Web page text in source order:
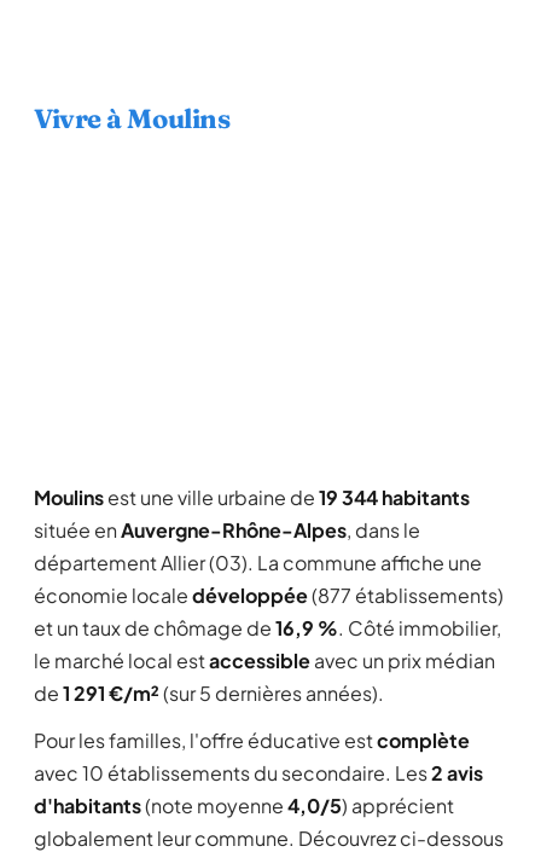
Vivre à Moulins
Moulinsest une ville urbaine de19 344 habitants
située enAuvergne-Rhône-Alpes, dans le
département Allier (03). La commune affiche une
économie localedéveloppée(877 établissements)
et un taux de chômage de16,9 %. Côté immobilier,
le marché local estaccessibleavec un prix médian
de1 291 €/m²(sur 5 dernières années).
Pour les familles, l'offre éducative estcomplète
avec 10 établissements du secondaire. Les2 avis
d'habitants(note moyenne4,0/5) apprécient
globalement leur commune. Découvrez ci-dessous